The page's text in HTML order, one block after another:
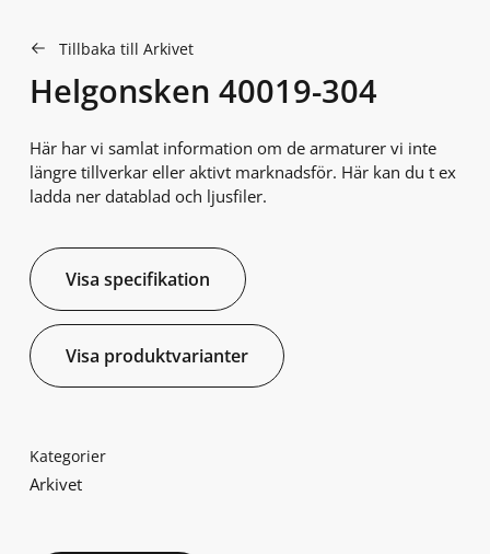
Tillbaka till Arkivet
Helgonsken 40019-304
Här har vi samlat information om de armaturer vi inte
längre tillverkar eller aktivt marknadsför. Här kan du t ex
ladda ner datablad och ljusfiler.
Visa specifikation
Visa produktvarianter
Kategorier
Arkivet